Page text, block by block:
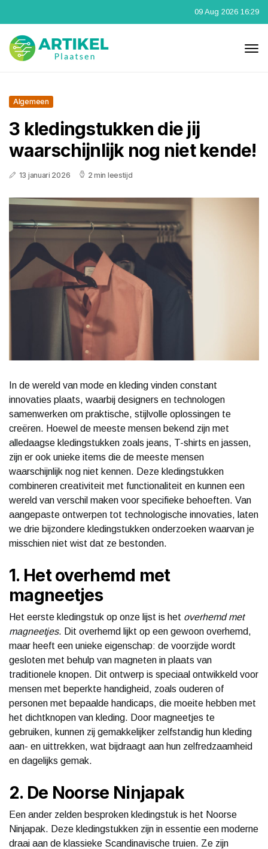
09 Aug 2026 16:29
Algemeen
3 kledingstukken die jij
waarschijnlijk nog niet kende!
13 januari 2026 2 min leestijd
In de wereld van mode en kleding vinden constant
innovaties plaats, waarbij designers en technologen
samenwerken om praktische, stijlvolle oplossingen te
creëren. Hoewel de meeste mensen bekend zijn met
alledaagse kledingstukken zoals jeans, T-shirts en jassen,
zijn er ook unieke items die de meeste mensen
waarschijnlijk nog niet kennen. Deze kledingstukken
combineren creativiteit met functionaliteit en kunnen een
wereld van verschil maken voor specifieke behoeften. Van
aangepaste ontwerpen tot technologische innovaties, laten
we drie bijzondere kledingstukken onderzoeken waarvan je
misschien niet wist dat ze bestonden.
1. Het overhemd met
magneetjes
Het eerste kledingstuk op onze lijst is het overhemd met
magneetjes. Dit overhemd lijkt op een gewoon overhemd,
maar heeft een unieke eigenschap: de voorzijde wordt
gesloten met behulp van magneten in plaats van
traditionele knopen. Dit ontwerp is speciaal ontwikkeld voor
mensen met beperkte handigheid, zoals ouderen of
personen met bepaalde handicaps, die moeite hebben met
het dichtknopen van kleding. Door magneetjes te
gebruiken, kunnen zij gemakkelijker zelfstandig hun kleding
aan- en uittrekken, wat bijdraagt aan hun zelfredzaamheid
en dagelijks gemak.
2. De Noorse Ninjapak
Een ander zelden besproken kledingstuk is het Noorse
Ninjapak. Deze kledingstukken zijn in essentie een moderne
draai aan de klassieke Scandinavische truien. Ze zijn